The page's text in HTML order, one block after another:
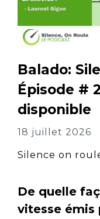
Balado:
Épisode #
disponible
18 juillet 2026
Silence on
De quelle
vitesse émis